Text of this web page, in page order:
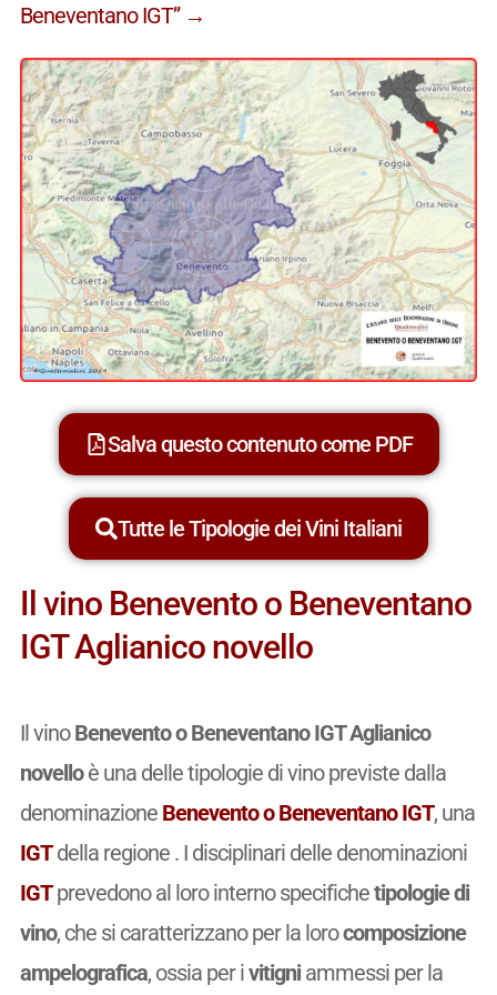
Beneventano IGT” →
Salva questo contenuto come PDF
Tutte le Tipologie dei Vini Italiani
Il vino Benevento o Beneventano
IGT Aglianico novello
Il vinoBenevento o Beneventano IGT Aglianico
novelloè una delle tipologie di vino previste dalla
denominazione Benevento o Beneventano IGT, una
IGTdella regione . I disciplinari delle denominazioni
IGTprevedono al loro interno specifichetipologie di
vino, che si caratterizzano per la lorocomposizione
ampelografica, ossia per ivitigniammessi per la